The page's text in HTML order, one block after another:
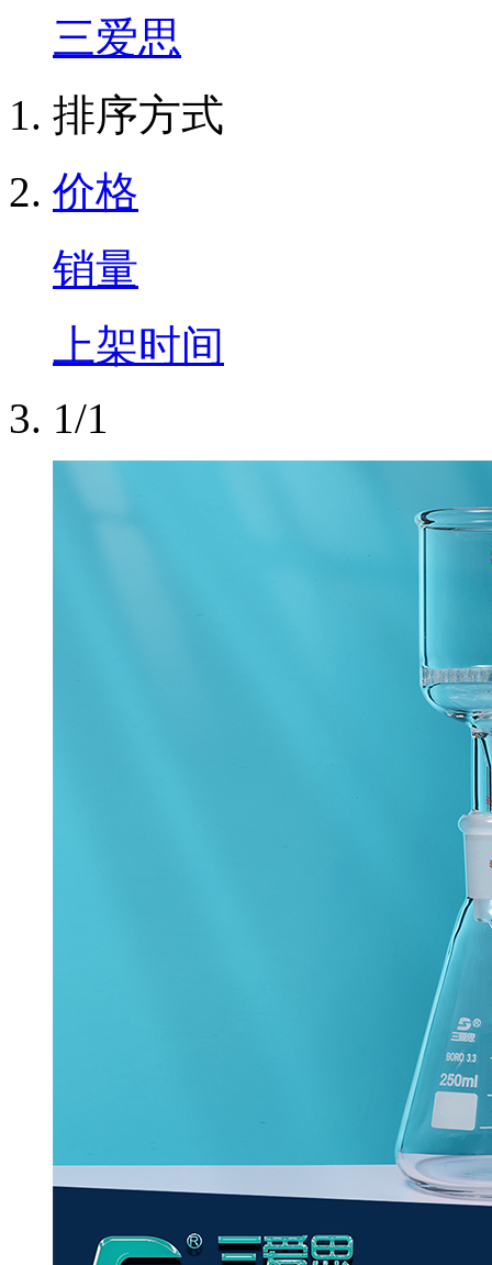
三爱思
排序方式
价格
销量
上架时间
1/1